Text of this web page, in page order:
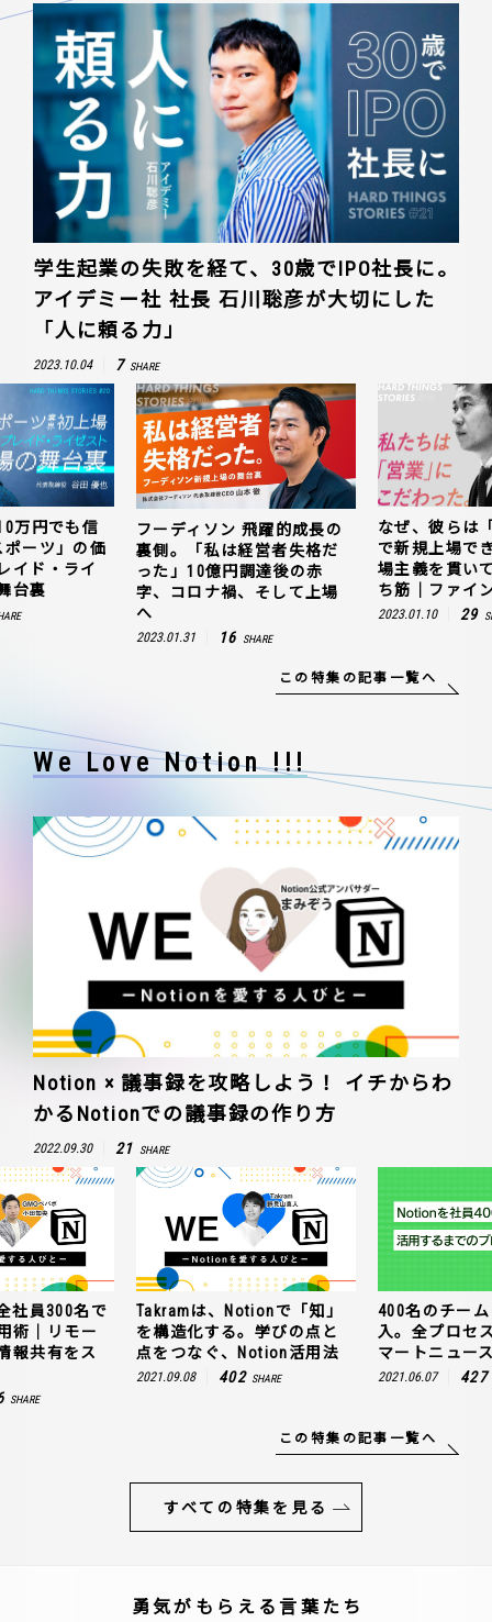
学生起業の失敗を経て、30歳でIPO社長に。
アイデミー社 社長 石川聡彦が大切にした
「人に頼る力」
2023.10.04 7 SHARE
万円でも信
ーツ」の価
イド・ライ
台裏
フーディソン 飛躍的成長の
裏側。「私は経営者失格だ
った」10億円調達後の赤
字、コロナ禍、そして上場
へ
2023.01.31 16 SHARE
なぜ、彼らは
で新規上場で
場主義を貫い
ち筋｜ファイ
2023.01.10 29
この特集の記事一覧へ
We Love Notion !!!
Notion × 議事録を攻略しよう！ イチからわ
かるNotionでの議事録の作り方
2022.09.30 21 SHARE
社員300名で
術｜リモー
報共有をス
SHARE
Takramは、Notionで「知」
を構造化する。学びの点と
点をつなぐ、Notion活用法
2021.09.08 402 SHARE
400名のチー
入。全プロセ
マートニュー
2021.06.07 427
この特集の記事一覧へ
すべての特集を見る
勇気がもらえる言葉たち